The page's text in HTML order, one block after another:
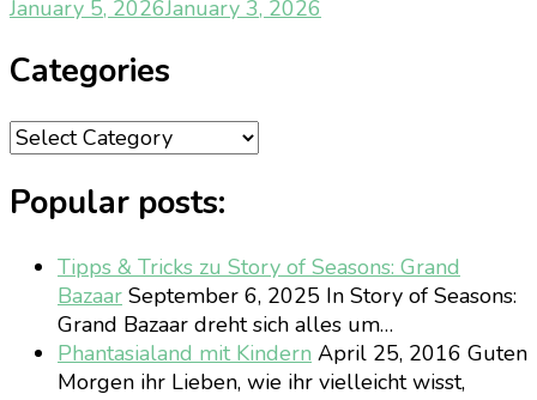
January 5, 2026January 3, 2026
Categories
Categories
Popular posts:
Tipps & Tricks zu Story of Seasons: Grand
Bazaar September 6, 2025 In Story of Seasons:
Grand Bazaar dreht sich alles um…
Phantasialand mit Kindern April 25, 2016 Guten
Morgen ihr Lieben, wie ihr vielleicht wisst,